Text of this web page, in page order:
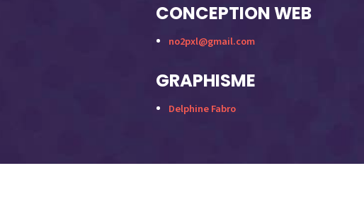
CONCEPTION WEB
no2pxl@gmail.com
GRAPHISME
Delphine Fabro